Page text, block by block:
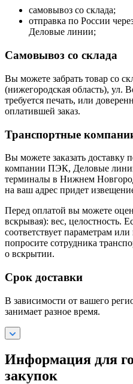
самовывоз со склада;
отправка по России
Деловые линии;
Самовывоз со склада
Вы можете забрать товар со
(нижегородская область), ул.
требуется печать, или
оплатившей заказ.
Транспортные
Вы можете заказать доставку
компании ПЭК, Деловые
терминалы в Нижнем
на ваш адрес придет
Перед оплатой вы можете
вскрывая): вес, целостность.
соответствует параметрам
попросите сотрудника
о вскрытии.
Срок доставки
В зависимости от вашего
занимает разное время.
Информация для
закупок